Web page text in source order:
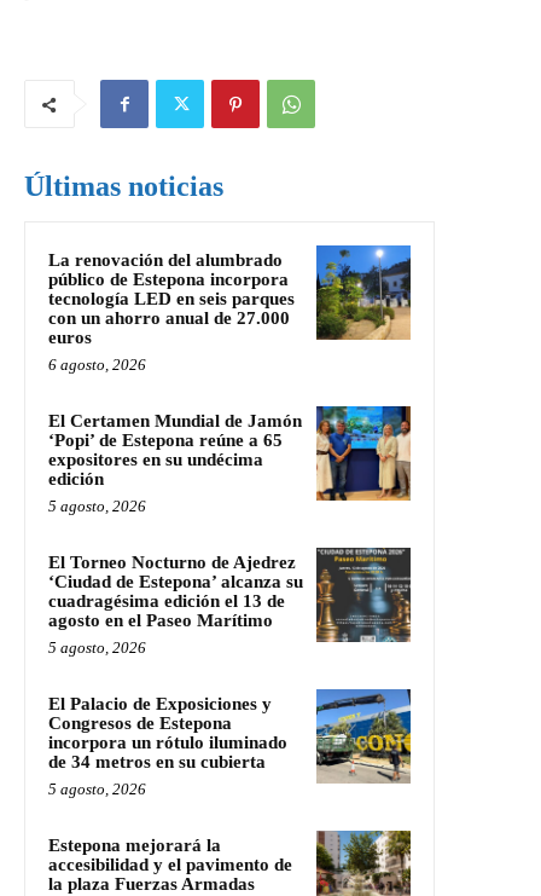
Últimas noticias
La renovación del alumbrado
público de Estepona incorpora
tecnología LED en seis parques
con un ahorro anual de 27.000
euros
6 agosto, 2026
El Certamen Mundial de Jamón
‘Popi’ de Estepona reúne a 65
expositores en su undécima
edición
5 agosto, 2026
El Torneo Nocturno de Ajedrez
‘Ciudad de Estepona’ alcanza su
cuadragésima edición el 13 de
agosto en el Paseo Marítimo
5 agosto, 2026
El Palacio de Exposiciones y
Congresos de Estepona
incorpora un rótulo iluminado
de 34 metros en su cubierta
5 agosto, 2026
Estepona mejorará la
accesibilidad y el pavimento de
la plaza Fuerzas Armadas